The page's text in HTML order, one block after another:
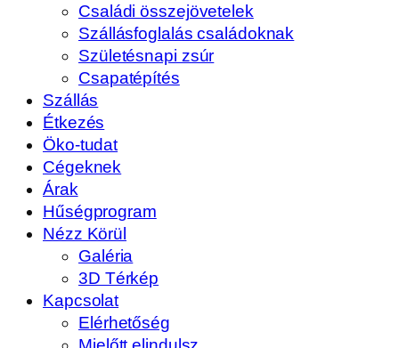
Családi összejövetelek
Szállásfoglalás családoknak
Születésnapi zsúr
Csapatépítés
Szállás
Étkezés
Öko-tudat
Cégeknek
Árak
Hűségprogram
Nézz Körül
Galéria
3D Térkép
Kapcsolat
Elérhetőség